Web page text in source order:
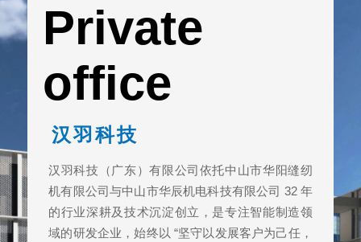
Private
office
汉羽科技
汉羽科技（广东）有限公司依托中山市华阳缝纫
机有限公司与中山市华辰机电科技有限公司 32 年
的行业深耕及技术沉淀创立，是专注智能制造领
域的研发企业，始终以 “坚守以发展客户为己任，